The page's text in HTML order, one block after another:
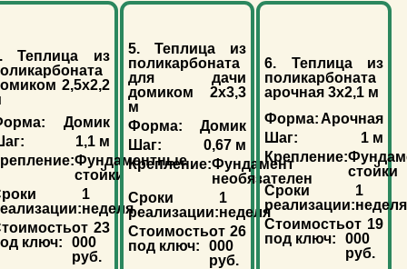
Теплица из
2,5х2,2
Домик
1,1 м
Фундаментные
стойки
1
неделя
ключ:
от 23
000
руб.
5. Теплица из
поликарбоната
для дачи
домиком 2х3,3
м
Форма:
Домик
Шаг:
0,67 м
Крепление:Фундамент
необязателен
Сроки
реализации:
1
неделя
Стоимость
под ключ:
от 26
000
руб.
6. Теплица из
поликарбоната
арочная 3х2,1 м
Форма:Арочная
Шаг:
1 м
Крепление:
стойки
Сроки
реализации:
1
неделя
Стоимость
под ключ:
от 19
000
руб.